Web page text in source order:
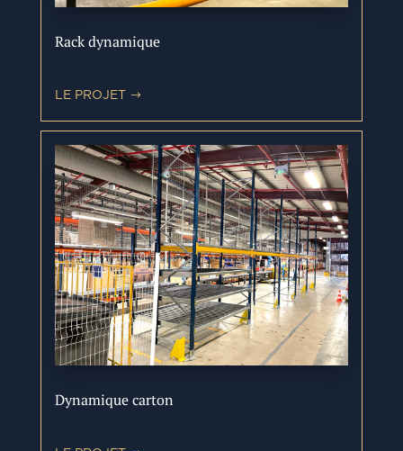
Rack dynamique
LE PROJET
Dynamique carton